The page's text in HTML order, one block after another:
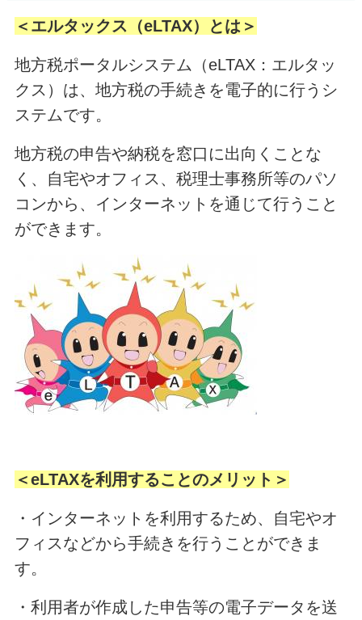
＜エルタックス（eLTAX）とは＞
地方税ポータルシステム（eLTAX：エルタッ
クス）は、地方税の手続きを電子的に行うシ
ステムです。
地方税の申告や納税を窓口に出向くことな
く、自宅やオフィス、税理士事務所等のパソ
コンから、インターネットを通じて行うこと
ができます。
＜eLTAXを利用することのメリット＞
・インターネットを利用するため、自宅やオ
フィスなどから手続きを行うことができま
す。
・利用者が作成した申告等の電子データを送